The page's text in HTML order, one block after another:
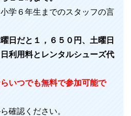
学６年生までのスタッフの言
日だと１，６５０円、土曜日
利用料とレンタルシューズ代
いつでも無料で参加可能で
確認ください。